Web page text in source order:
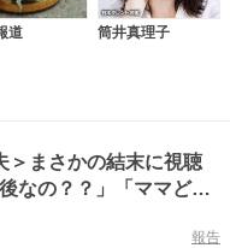
道 筒井真理子
＞まさかの結末に視聴
なの？？」「ママどこ
報告